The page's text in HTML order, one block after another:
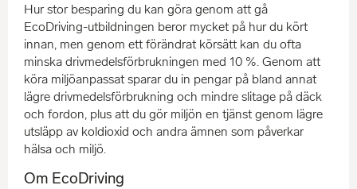
Hur stor besparing du kan göra genom att gå
EcoDriving-utbildningen beror mycket på hur du kört
innan, men genom ett förändrat körsätt kan du ofta
minska drivmedelsförbrukningen med 10 %. Genom att
köra miljöanpassat sparar du in pengar på bland annat
lägre drivmedelsförbrukning och mindre slitage på däck
och fordon, plus att du gör miljön en tjänst genom lägre
utsläpp av koldioxid och andra ämnen som påverkar
hälsa och miljö.
Om EcoDriving